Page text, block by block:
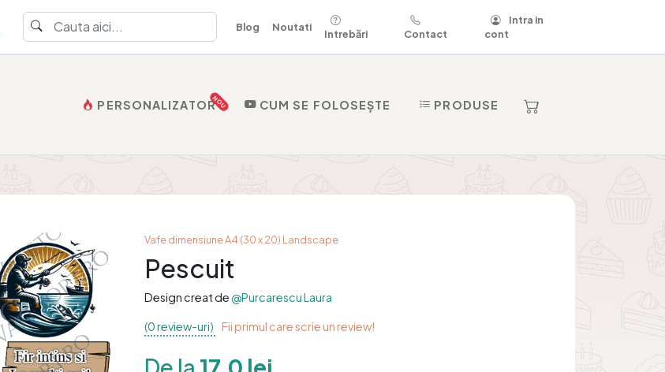
Blog Noutati
Intrebări Contact
Intra in
cont
PERSONALIZATORNOU CUM SE FOLOSEȘTE PRODUSE
Vafe dimensiune A4 (30 x 20) Landscape
Pescuit
Design creat de@Purcarescu Laura
(0 review-uri) Fii primul care scrie un review!